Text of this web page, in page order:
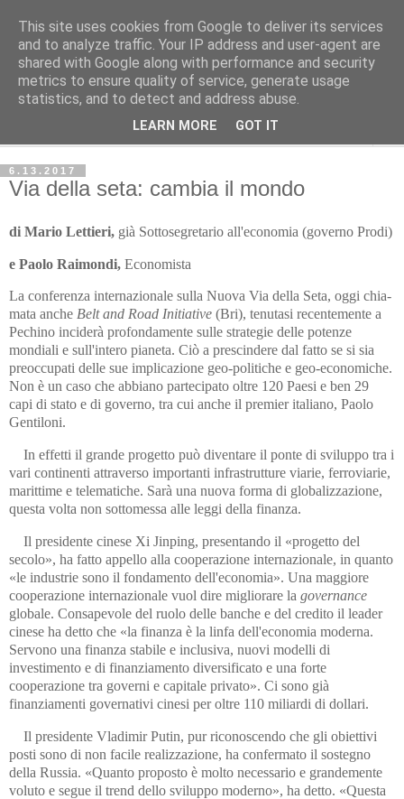
Avvenire dei Lavoratori
ECONOMIA
6.13.2017
Via della seta: cambia il mondo
di Mario Lettieri, già Sottosegretario all'economia (governo Prodi)
e Paolo Raimondi, Economista
La conferenza internazionale sulla Nuova Via della Seta, oggi chia­
ma­ta anche Belt and Road Initiative (Bri), tenutasi recentemente a
Pechi­no inciderà profondamente sulle strategie delle potenze
mondiali e sul­l'intero pianeta. Ciò a prescindere dal fatto se si sia
preoccupati delle sue implicazione geo-politiche e geo-economiche.
Non è un caso che abbiano partecipato oltre 120 Paesi e ben 29
capi di stato e di governo, tra cui anche il premier italiano, Paolo
Gentiloni.
In effetti il grande progetto può diventare il ponte di sviluppo tra i
vari continenti attraverso importanti infrastrutture viarie, ferroviarie,
marittime e telematiche. Sarà una nuova forma di globalizzazione,
questa volta non sottomessa alle leggi della finanza.
Il presidente cinese Xi Jinping, presentando il «progetto del
secolo», ha fatto appello alla cooperazione internazionale, in quanto
«le indu­strie sono il fondamento dell'economia». Una maggiore
coope­ra­zione internazionale vuol dire migliorare la governance
globale. Consapevo­le del ruolo delle banche e del credito il leader
cinese ha det­to che «la finanza è la linfa dell'economia moderna.
Servono una fi­nan­za stabile e inclusiva, nuovi modelli di
investimento e di finanziamento diversifica­to e una forte
cooperazione tra governi e capitale privato». Ci sono già
finanziamenti governativi cinesi per oltre 110 miliardi di dollari.
Il presidente Vladimir Putin, pur riconoscendo che gli obiettivi
posti sono di non facile realizzazione, ha confermato il sostegno
della Russia. «Quanto proposto è molto necessario e grandemente
voluto e segue il trend dello sviluppo moderno», ha detto. «Questa
This site uses cookies from Google to deliver its services
and to analyze traffic. Your IP address and user-agent are
shared with Google along with performance and security
metrics to ensure quality of service, generate usage
statistics, and to detect and address abuse.
LEARN MORE GOT IT